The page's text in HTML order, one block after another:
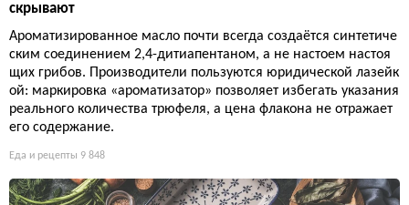
скрывают
Ароматизированное масло почти всегда создаётся синтетиче
ским соединением 2,4-дитиапентаном, а не настоем настоя
щих грибов. Производители пользуются юридической лазейк
ой: маркировка «ароматизатор» позволяет избегать указания
реального количества трюфеля, а цена флакона не отражает
его содержание.
Еда и рецепты 9 848